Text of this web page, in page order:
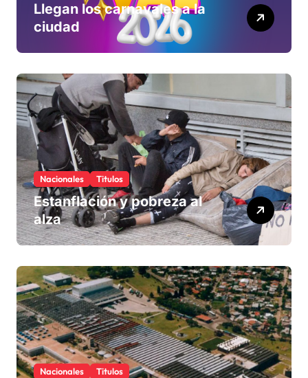
Llegan los carnavales a la
ciudad
Nacionales Titulos
Estanflación y pobreza al
alza
Nacionales Titulos